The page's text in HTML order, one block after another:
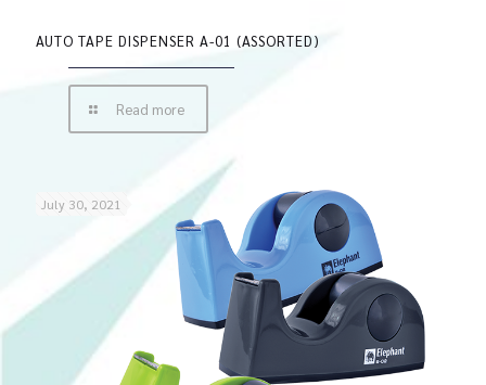
AUTO TAPE DISPENSER A-01 (ASSORTED)
Read more
July 30, 2021